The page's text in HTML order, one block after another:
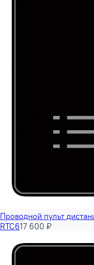
Проводной пульт
RTC617 600 ₽